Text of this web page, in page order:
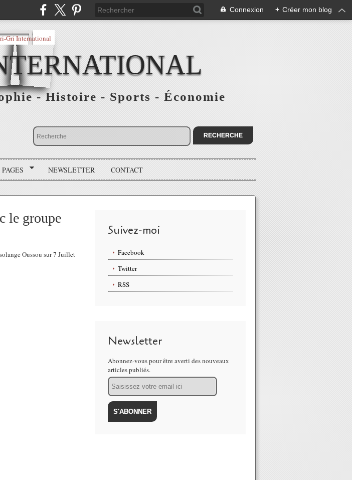
Connexion + Créer mon blog
- Histoire - Sports - Économie
PAGES NEWSLETTER CONTACT
le groupe
Oussou sur 7 Juillet
Suivez-moi
Facebook
Twitter
RSS
Newsletter
Abonnez-vous pour être averti des nouveaux
articles publiés.
Email